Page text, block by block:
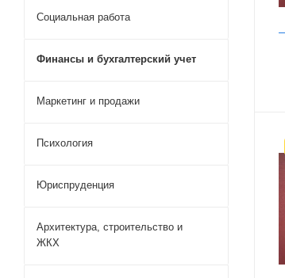
Социальная работа
Финансы и бухгалтерский учет
Маркетинг и продажи
Психология
Юриспруденция
Архитектура, строительство и
ЖКХ